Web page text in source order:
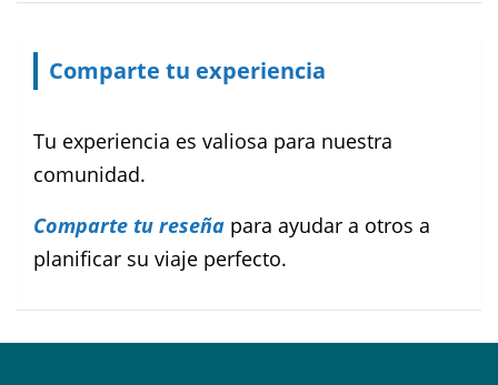
Comparte tu experiencia
Tu experiencia es valiosa para nuestra
comunidad.
Comparte tu reseña para ayudar a otros a
planificar su viaje perfecto.